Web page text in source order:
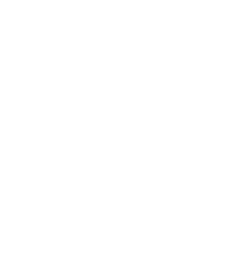
s terasou, bar s TV/sat. Venku bazén, jacuzzi,
kuchyňským koutem a oddělenou ložnicí.
animační program společný pro hotely Ferrer Concord a
nealkoholické nápoje - voda, limonády)